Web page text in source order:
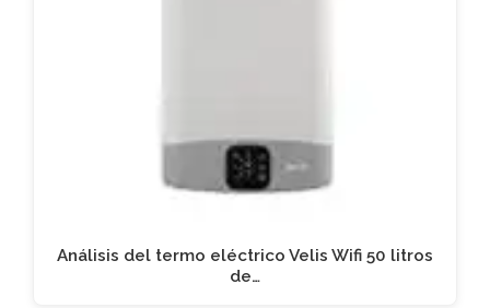
Análisis del termo eléctrico Velis Wifi 50 litros
de…